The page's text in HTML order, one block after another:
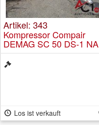
Artikel: 343
Kompressor Compair
DEMAG SC 50 DS-1 NA
Los ist verkauft